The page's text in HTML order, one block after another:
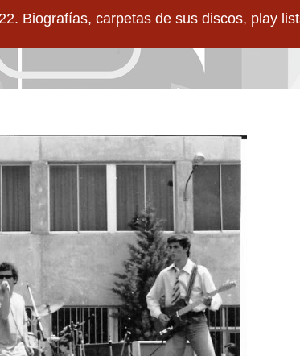
Biografías, carpetas de sus discos, play